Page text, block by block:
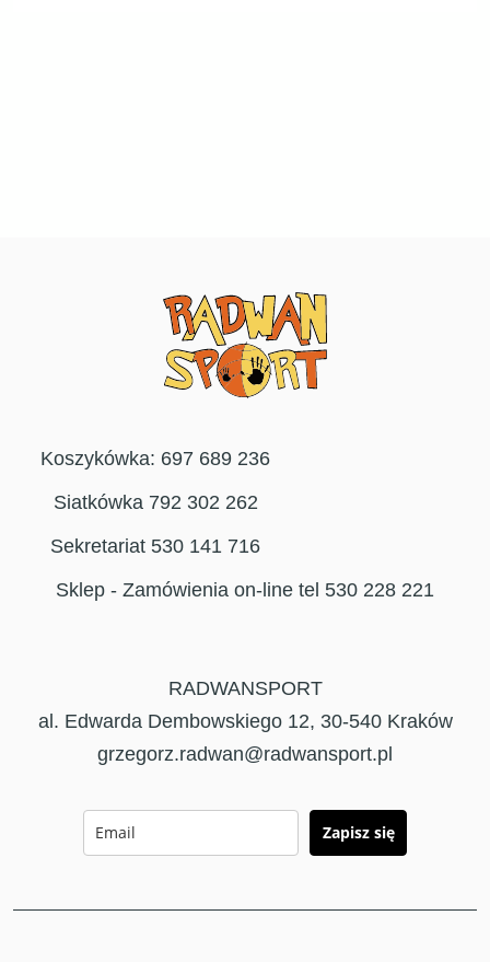
Koszykówka: 697 689 236
Siatkówka 792 302 262
Sekretariat 530 141 716
Sklep - Zamówienia on-line tel 530 228 221
RADWANSPORT
al. Edwarda Dembowskiego 12, 30-540 Kraków
grzegorz.radwan@radwansport.pl
Zapisz się